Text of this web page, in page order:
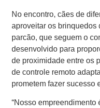
No encontro, cães de
aproveitar os brinquedos
parcão, que seguem o
desenvolvido para
de proximidade entre os
de controle remoto
prometem fazer sucesso
“Nosso